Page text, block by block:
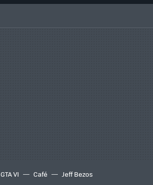
GTA VI Café Jeff Bezos